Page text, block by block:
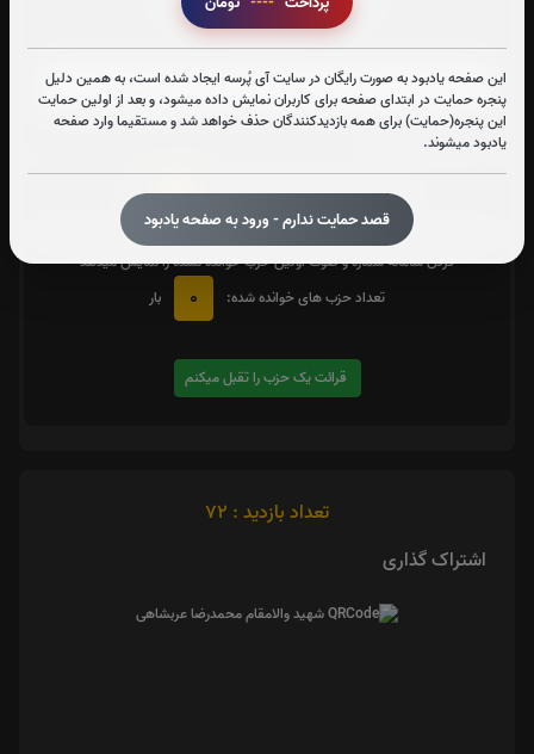
این صفحه یادبود به صورت رایگان در سایت آی پُرسه ایجاد شده است، به همین دلیل
پنجره حمایت در ابتدای صفحه برای کاربران نمایش داده میشود، و بعد از اولین حمایت
این پنجره(حمایت) برای همه بازدیدکنندگان حذف خواهد شد و مستقیما وارد صفحه
یادبود میشوند.
قصد حمایت ندارم - ورود به صفحه یادبود
زیارت شهدا
متن زیارت شهدا
تعداد دفعات ختم کل قرآن: 0 بار
در صورت تمایل با کلیک بر روی دکمه زیر قرائت یک حزبرا تقبل کنید. بعد از کلیک
کردن سامانه شماره و صوت اولین حزب خوانده نشده را نمایش میدهد
تعداد حزب های خوانده شده:
0 بار
قرائت یک حزب را تقبل میکنم
تعداد بازدید : 72
اشتراک گذاری